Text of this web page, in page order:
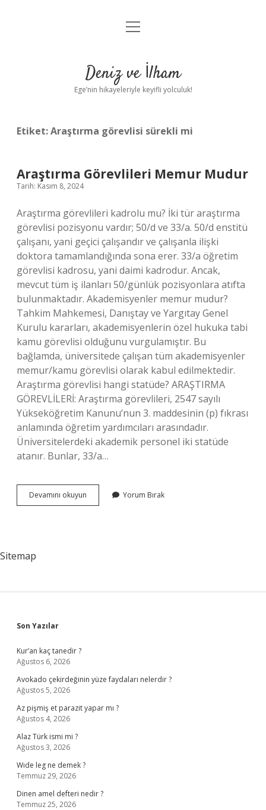
Anasayfa
Yasal Uyarı
menüyü
Deniz ve İlham
Ege’nin hikayeleriyle keyifli yolculuk!
Etiket:Araştırma görevlisi sürekli mi
Araştırma Görevlileri Memur Mudur
Tarih: Kasım 8, 2024
Araştırma görevlileri kadrolu mu? İki tür araştırma
görevlisi pozisyonu vardır; 50/d ve 33/a. 50/d enstitü
çalışanı, yani geçici çalışandır ve çalışanla ilişki
doktora tamamlandığında sona erer. 33/a öğretim
görevlisi kadrosu, yani daimi kadrodur. Ancak,
mevcut tüm iş ilanları 50/günlük pozisyonlara atıfta
bulunmaktadır. Akademisyenler memur mudur?
Tahkim Mahkemesi, Danıştay ve Yargıtay Genel
Kurulu kararları, akademisyenlerin özel hukuka tabi
kamu görevlisi olduğunu vurgulamıştır. Bu
bağlamda, üniversitede çalışan tüm akademisyenler
memur/kamu görevlisi olarak kabul edilmektedir.
Araştırma görevlisi hangi statüde? ARAŞTIRMA
GÖREVLİLERİ: Araştırma görevlileri, 2547 sayılı
Yükseköğretim Kanunu’nun 3. maddesinin (p) fıkrası
anlamında öğretim yardımcıları arasındadır.
Üniversitelerdeki akademik personel iki statüde
atanır. Bunlar, 33/a…
Devamını okuyun Araştırma
Görevlileri
Yorum Bırak
Sitemap
Sidebar
Son Yazılar
Kur’an kaç tanedir ?
Ağustos 6, 2026
Avokado çekirdeğinin yüze faydaları nelerdir ?
Ağustos 5, 2026
Az pişmiş et parazit yapar mı ?
Ağustos 4, 2026
Alaz Türk ismi mi ?
Ağustos 3, 2026
Wıde leg ne demek ?
Temmuz 29, 2026
Dinen amel defteri nedir ?
Temmuz 25, 2026